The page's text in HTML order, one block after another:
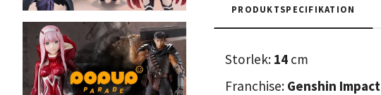
PRODUKTSPECIFIKATION
Storlek: 14 cm
Franchise: Genshin Impact